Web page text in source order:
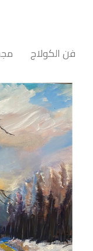
فن الكولاج